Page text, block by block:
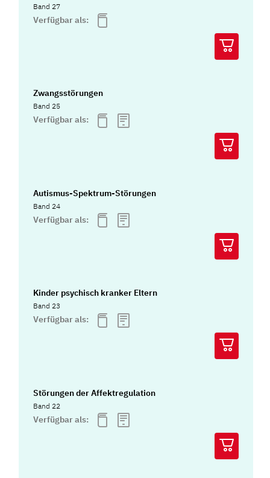
Band 27
Verfügbar als:
Zwangsstörungen
Band 25
Verfügbar als:
Autismus-Spektrum-Störungen
Band 24
Verfügbar als:
Kinder psychisch kranker Eltern
Band 23
Verfügbar als:
Störungen der Affektregulation
Band 22
Verfügbar als: